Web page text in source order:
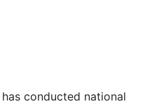
conducted national